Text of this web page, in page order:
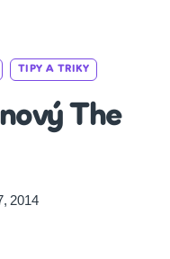
TIPY A TRIKY
The
2014